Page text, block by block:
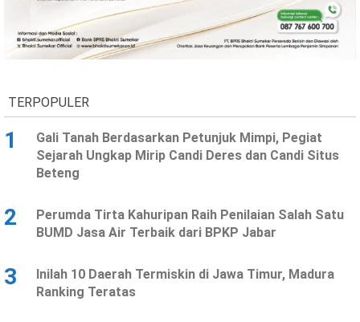
2026
News
Indonesia
Right
Reserve
TERPOPULER
1
Gali Tanah Berdasarkan Petunjuk Mimpi, Pegiat
Sejarah Ungkap Mirip Candi Deres dan Candi Situs
Beteng
2
Perumda Tirta Kahuripan Raih Penilaian Salah Satu
BUMD Jasa Air Terbaik dari BPKP Jabar
3
Inilah 10 Daerah Termiskin di Jawa Timur, Madura
Ranking Teratas